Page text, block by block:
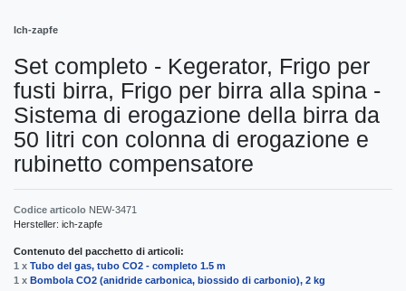
Ich-zapfe
Set completo - Kegerator, Frigo per
fusti birra, Frigo per birra alla spina -
Sistema di erogazione della birra da
50 litri con colonna di erogazione e
rubinetto compensatore
Codice articolo NEW-3471
Hersteller: ich-zapfe
Contenuto del pacchetto di articoli:
1 x Tubo del gas, tubo CO2 - completo 1.5 m
1 x Bombola CO2 (anidride carbonica, biossido di carbonio), 2 kg